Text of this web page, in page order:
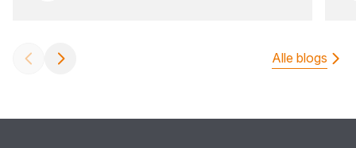
Alle blogs